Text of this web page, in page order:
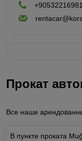
Прокат
Все наши
В пункте проката